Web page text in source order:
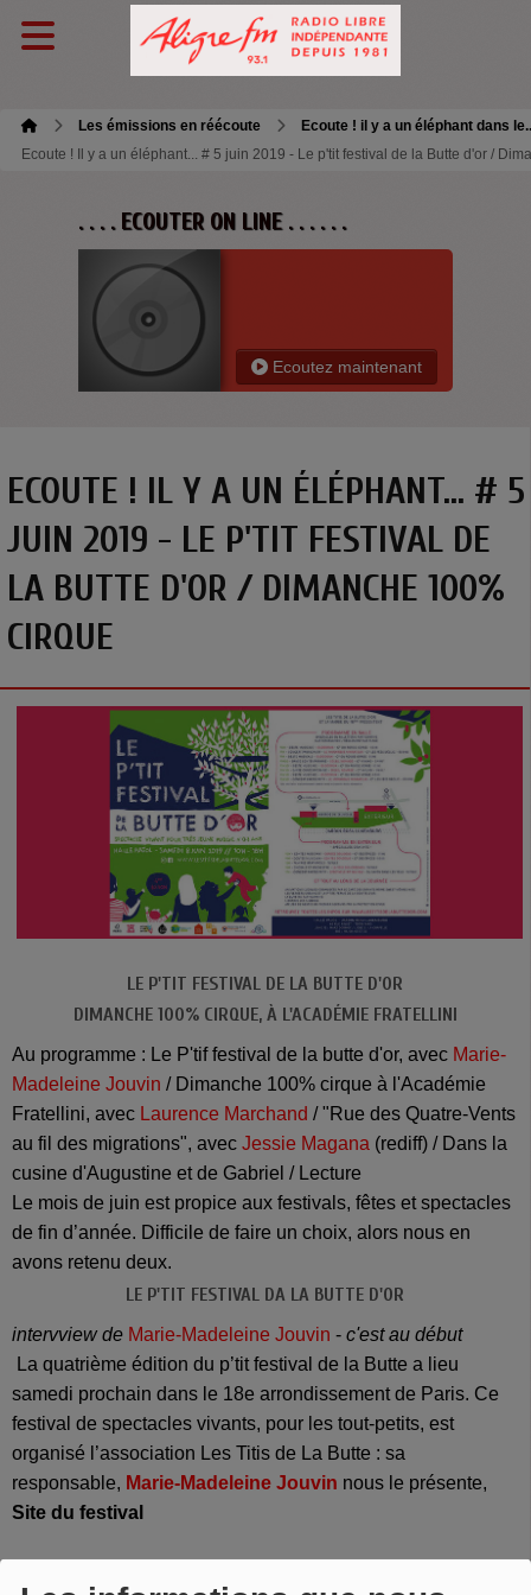
Les émissions en réécoute
Ecoute ! il y a un éléphant dans
Ecoute ! Il y a un éléphant... # 5 juin 2019 - Le p'tit festival de la Butte d'or /
. . . . ECOUTER ON LINE . . . . . .
Ecoutez maintenant
ECOUTE ! IL Y A UN ÉLÉPHANT... # 5
JUIN 2019 - LE P'TIT FESTIVAL DE
LA BUTTE D'OR / DIMANCHE 100%
CIRQUE
LE P'TIT FESTIVAL DE LA BUTTE D'OR
DIMANCHE 100% CIRQUE, À L'ACADÉMIE FRATELLINI
Au programme : Le P'tif festival de la butte d'or, avec Marie-
Madeleine Jouvin / Dimanche 100% cirque à l'Académie
Fratellini, avec Laurence Marchand / "Rue des Quatre-Vents
au fil des migrations", avec Jessie Magana (rediff) / Dans la
cusine d'Augustine et de Gabriel / Lecture
Le mois de juin est propice aux festivals, fêtes et spectacles
de fin d’année. Difficile de faire un choix, alors nous en
avons retenu deux.
LE P'TIT FESTIVAL DA LA BUTTE D'OR
intervview de Marie-Madeleine Jouvin - c'est au début
La quatrième édition du p’tit festival de la Butte a lieu
samedi prochain dans le 18e arrondissement de Paris. Ce
festival de spectacles vivants, pour les tout-petits, est
organisé l’association Les Titis de La Butte : sa
responsable, Marie-Madeleine Jouvin nous le présente,
Site du festival